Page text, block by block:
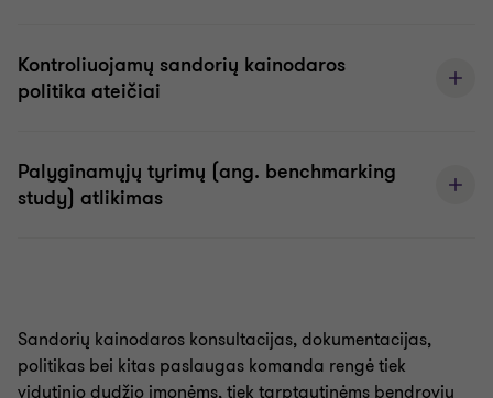
Kontroliuojamų sandorių kainodaros
politika ateičiai
Palyginamųjų tyrimų (ang. benchmarking
study) atlikimas
Sandorių kainodaros konsultacijas, dokumentacijas,
politikas bei kitas paslaugas komanda rengė tiek
vidutinio dydžio įmonėms, tiek tarptautinėms bendrovių